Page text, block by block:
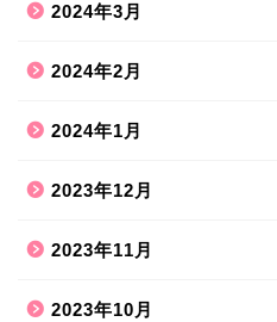
2024年3月
2024年2月
2024年1月
2023年12月
2023年11月
2023年10月